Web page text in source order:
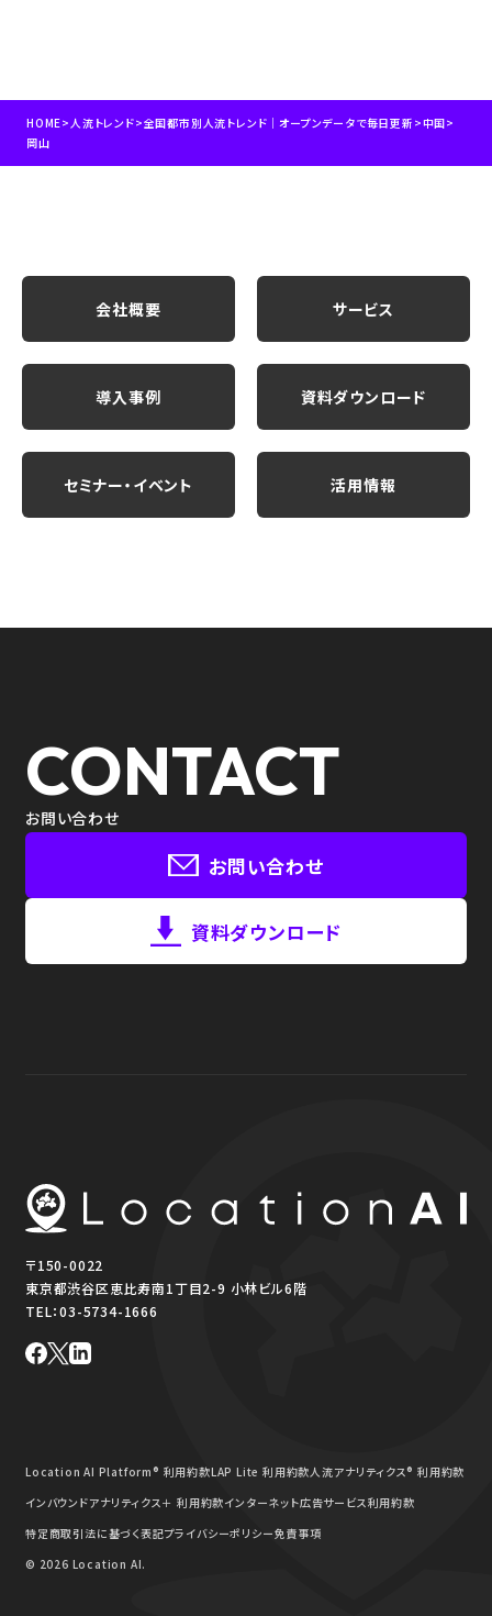
HOME>人流トレンド>全国都市別人流トレンド｜オープンデータで毎日更新 >中国>
岡山
会社概要 サービス
導入事例 資料ダウンロード
セミナー・イベント 活用情報
CONTACT
お問い合わせ
お問い合わせ
資料ダウンロード
〒150-0022
東京都渋谷区恵比寿南1丁目2-9 小林ビル6階
TEL：03-5734-1666
Location AI Platform® 利用約款LAP Lite 利用約款人流アナリティクス® 利用約款
インバウンドアナリティクス＋ 利用約款インターネット広告サービス利用約款
特定商取引法に基づく表記プライバシーポリシー免責事項
© 2026 Location AI.